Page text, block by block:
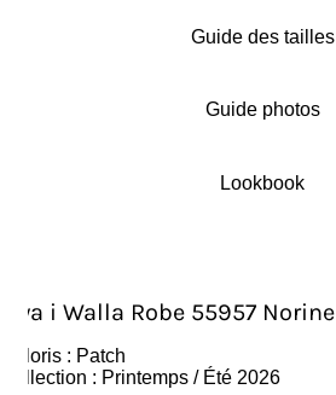
Guide des tailles
Guide photos
Lookbook
Ewa i Walla Robe 55957 Norine
Coloris : Patch
Collection : Printemps / Été 2026